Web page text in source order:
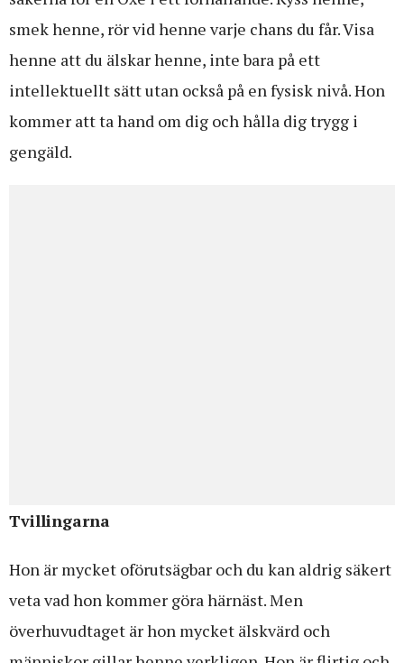
smek henne, rör vid henne varje chans du får. Visa
henne att du älskar henne, inte bara på ett
intellektuellt sätt utan också på en fysisk nivå. Hon
kommer att ta hand om dig och hålla dig trygg i
gengäld.
Tvillingarna
Hon är mycket oförutsägbar och du kan aldrig säkert
veta vad hon kommer göra härnäst. Men
överhuvudtaget är hon mycket älskvärd och